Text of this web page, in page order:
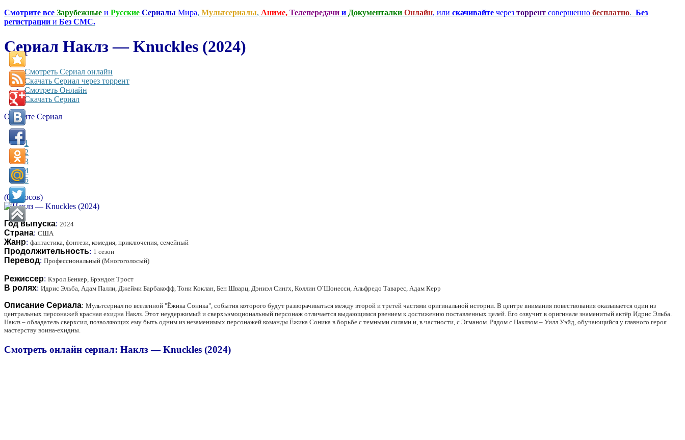
Смотрите все Зарубежные и Русские Сериалы Мира, Мультсериалы, Аниме, Телепередачи и Документалки Онлайн, или скачивайте через торрент совершенно бесплатно. Без
регистрации и Без СМС.
Сериал Наклз — Knuckles (2024)
Смотреть Сериал онлайн
Скачать Сериал через торрент
Смотреть Онлайн
Скачать Сериал
Оцените Сериал
1
2
3
4
5
(0 голосов)
Год выпуска: 2024
Страна: США
Жанр: фантастика, фэнтези, комедия, приключения, семейный
Продолжительность: 1 сезон
Перевод: Профессиональный (Многоголосый)
Режиссер: Кэрол Бенкер, Брэндон Трост
В ролях: Идрис Эльба, Адам Палли, Джейми Барбакофф, Тони Коклан, Бен Шварц, Дэниэл Сингх, Коллин О`Шонесси, Альфредо Таварес, Адам Керр
Описание Сериала: Мультсериал по вселенной "Ёжика Соника", события которого будут разворачиваться между второй и третей частями оригинальной истории. В центре внимания повествования оказывается один из
центральных персонажей красная ехидна Наклз. Этот неудержимый и сверхъэмоциональный персонаж отличается выдающимся рвением к достижению поставленных целей. Его озвучит в оригинале знаменитый актёр Идрис Эльба.
Наклз – обладатель сверхсил, позволяющих ему быть одним из незаменимых персонажей команды Ёжика Соника в борьбе с темными силами и, в частности, с Эгманом. Рядом с Наклзом – Уилл Уэйд, обучающийся у главного героя
мастерству воина-ехидны.
Смотреть онлайн сериал: Наклз — Knuckles (2024)